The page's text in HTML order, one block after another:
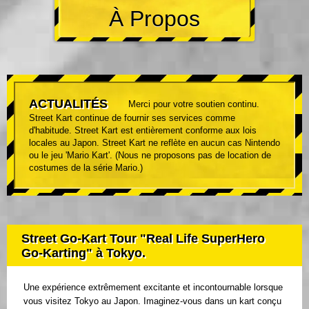
À Propos
ACTUALITÉS
Merci pour votre soutien continu.
Street Kart continue de fournir ses services comme
d'habitude. Street Kart est entièrement conforme aux lois
locales au Japon. Street Kart ne reflète en aucun cas Nintendo
ou le jeu 'Mario Kart'. (Nous ne proposons pas de location de
costumes de la série Mario.)
Street Go-Kart Tour "Real Life SuperHero
Go-Karting" à Tokyo.
Une expérience extrêmement excitante et incontournable lorsque
vous visitez Tokyo au Japon. Imaginez-vous dans un kart conçu